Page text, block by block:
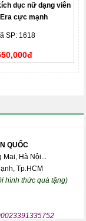
dục nữ dạng viên
cực mạnh
SP: 1618
QUỐC
Mai, Hà Nội...
Tp.HCM
hình thức quà tặng)